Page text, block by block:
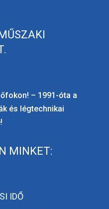
– 1991-óta a
és légtechnikai
MINKET:
IDŐ